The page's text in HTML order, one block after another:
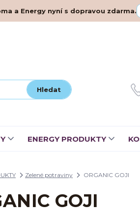
a Energy nyní s dopravou zdarma.
Hledat
ENERGY PRODUKTY
Zelené potraviny ORGANIC GOJI
GOJI